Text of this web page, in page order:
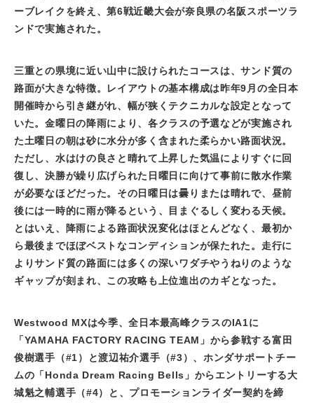
ーブレイクを終え、第6戦近畿大会が奈良県の名阪スポーツラ
ンドで実施された。
三重との県境に近い山中に設けられたコースは、サンド質の
路面が大きな特徴。レイアウトの基本構成は昨年9 月の全日本
開催時から引き継がれ、幅が狭くテクニカルな設定となって
いた。金曜日の降雨により、各クラスの予選などが実施され
た土曜日の朝は砂に水分が多く含まれた柔らかい路面状況。
ただし、水はけの良さと晴れて上昇した気温によりすぐに回
復し、決勝が繰り広げられた日曜日に向けて事前に散水作業
が必要なほどだった。その日曜日は曇りまたは晴れで、昼前
後には一時的に雨が降るという、目まぐるしく変わる天候。
とはいえ、降雨による路面状況変化はほとんどなく、最初か
ら最後までほぼベストなコンディションが保たれた。走行に
よりサンド質の路面には多くの深いワダチやうねりのような
ギャップが刻まれ、この攻略も上位進出のカギとなった。
Westwood MXは今季、全日本最高峰クラスのIA1に
「YAMAHA FACTORY RACING TEAM 」から参戦する富田
俊樹選手（#1）と渡辺祐介選手（#3）、ホンダサポートチー
ムの「Honda Dream Racing Bells 」からエントリーする大
城魁之輔選手（#4）と、プロモーションライダー契約を締